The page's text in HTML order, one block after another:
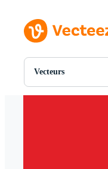
Vecteurs
Toutes Images